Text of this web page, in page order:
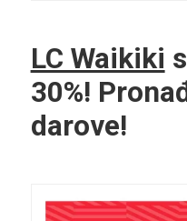
LC Waikiki
30%!
darove!